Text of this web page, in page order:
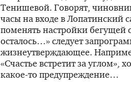
Тенишевой. Говорят,
часы на входе в Лопатинский
поменять настройки бегущей
осталось…» следует
жизнеутверждающее.
«Счастье встретит за углом»,
какое-то предупреждение…